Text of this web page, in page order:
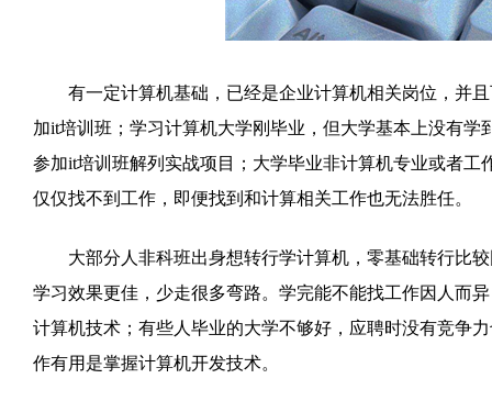
有一定计算机基础，已经是企业计算机相关岗位，并且
加it培训班；学习计算机大学刚毕业，但大学基本上没有
参加it培训班解列实战项目；大学毕业非计算机专业或者
仅仅找不到工作，即便找到和计算相关工作也无法胜任。
大部分人非科班出身想转行学计算机，零基础转行比较
学习效果更佳，少走很多弯路。学完能不能找工作因人而
计算机技术；有些人毕业的大学不够好，应聘时没有竞争
作有用是掌握计算机开发技术。